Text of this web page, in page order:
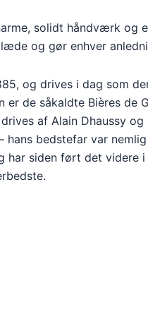
solidt håndværk og
og gør enhver
og drives i dag som
er de såkaldte Bières
af Alain Dhaussy
bedstefar var
har siden ført det videre